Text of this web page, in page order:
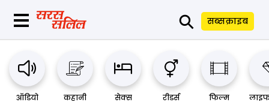
⚲ सब्सक्राइब
ऑडियो कहानी सेक्स
रीडर्स
फिल्म